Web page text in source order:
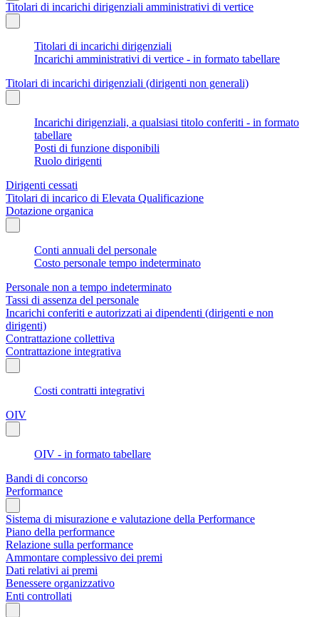
Titolari di incarichi dirigenziali amministrativi di vertice
Titolari di incarichi dirigenziali
Incarichi amministrativi di vertice - in formato tabellare
Titolari di incarichi dirigenziali (dirigenti non generali)
Incarichi dirigenziali, a qualsiasi titolo conferiti - in formato
tabellare
Posti di funzione disponibili
Ruolo dirigenti
Dirigenti cessati
Titolari di incarico di Elevata Qualificazione
Dotazione organica
Conti annuali del personale
Costo personale tempo indeterminato
Personale non a tempo indeterminato
Tassi di assenza del personale
Incarichi conferiti e autorizzati ai dipendenti (dirigenti e non
dirigenti)
Contrattazione collettiva
Contrattazione integrativa
Costi contratti integrativi
OIV
OIV - in formato tabellare
Bandi di concorso
Performance
Sistema di misurazione e valutazione della Performance
Piano della performance
Relazione sulla performance
Ammontare complessivo dei premi
Dati relativi ai premi
Benessere organizzativo
Enti controllati